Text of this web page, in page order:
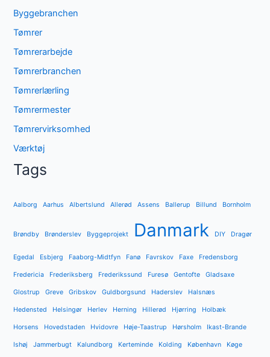
Byggebranchen
Tømrer
Tømrerarbejde
Tømrerbranchen
Tømrerlærling
Tømrermester
Tømrervirksomhed
Værktøj
Tags
Aalborg Aarhus Albertslund Allerød Assens Ballerup Billund Bornholm
Brøndby Brønderslev Byggeprojekt Danmark DIY Dragør
Egedal Esbjerg Faaborg-Midtfyn Fanø Favrskov Faxe Fredensborg
Fredericia Frederiksberg Frederikssund Furesø Gentofte Gladsaxe
Glostrup Greve Gribskov Guldborgsund Haderslev Halsnæs
Hedensted Helsingør Herlev Herning Hillerød Hjørring Holbæk
Horsens Hovedstaden Hvidovre Høje-Taastrup Hørsholm Ikast-Brande
Ishøj Jammerbugt Kalundborg Kerteminde Kolding København Køge